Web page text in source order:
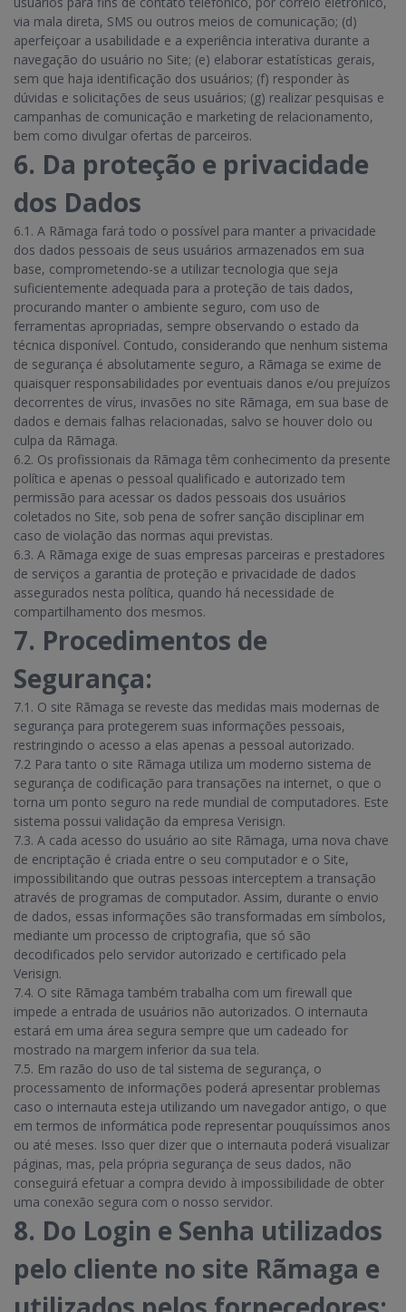
via mala direta, SMS ou outros meios de comunicação; (d)
aperfeiçoar a usabilidade e a experiência interativa durante a
navegação do usuário no Site; (e) elaborar estatísticas gerais,
sem que haja identificação dos usuários; (f) responder às
dúvidas e solicitações de seus usuários; (g) realizar pesquisas e
campanhas de comunicação e marketing de relacionamento,
bem como divulgar ofertas de parceiros.
6. Da proteção e privacidade
dos Dados
6.1. A Rãmaga fará todo o possível para manter a privacidade
dos dados pessoais de seus usuários armazenados em sua
base, comprometendo-se a utilizar tecnologia que seja
suficientemente adequada para a proteção de tais dados,
procurando manter o ambiente seguro, com uso de
ferramentas apropriadas, sempre observando o estado da
técnica disponível. Contudo, considerando que nenhum sistema
de segurança é absolutamente seguro, a Rãmaga se exime de
quaisquer responsabilidades por eventuais danos e/ou prejuízos
decorrentes de vírus, invasões no site Rãmaga, em sua base de
dados e demais falhas relacionadas, salvo se houver dolo ou
culpa da Rãmaga.
6.2. Os profissionais da Rãmaga têm conhecimento da presente
política e apenas o pessoal qualificado e autorizado tem
permissão para acessar os dados pessoais dos usuários
coletados no Site, sob pena de sofrer sanção disciplinar em
caso de violação das normas aqui previstas.
6.3. A Rãmaga exige de suas empresas parceiras e prestadores
de serviços a garantia de proteção e privacidade de dados
assegurados nesta política, quando há necessidade de
compartilhamento dos mesmos.
7. Procedimentos de
Segurança:
7.1. O site Rãmaga se reveste das medidas mais modernas de
segurança para protegerem suas informações pessoais,
restringindo o acesso a elas apenas a pessoal autorizado.
7.2 Para tanto o site Rãmaga utiliza um moderno sistema de
segurança de codificação para transações na internet, o que o
torna um ponto seguro na rede mundial de computadores. Este
sistema possui validação da empresa Verisign.
7.3. A cada acesso do usuário ao site Rãmaga, uma nova chave
de encriptação é criada entre o seu computador e o Site,
impossibilitando que outras pessoas interceptem a transação
através de programas de computador. Assim, durante o envio
de dados, essas informações são transformadas em símbolos,
mediante um processo de criptografia, que só são
decodificados pelo servidor autorizado e certificado pela
Verisign.
7.4. O site Rãmaga também trabalha com um firewall que
impede a entrada de usuários não autorizados. O internauta
estará em uma área segura sempre que um cadeado for
mostrado na margem inferior da sua tela.
7.5. Em razão do uso de tal sistema de segurança, o
processamento de informações poderá apresentar problemas
caso o internauta esteja utilizando um navegador antigo, o que
em termos de informática pode representar pouquíssimos anos
ou até meses. Isso quer dizer que o internauta poderá visualizar
páginas, mas, pela própria segurança de seus dados, não
conseguirá efetuar a compra devido à impossibilidade de obter
uma conexão segura com o nosso servidor.
8. Do Login e Senha utilizados
pelo cliente no site Rãmaga e